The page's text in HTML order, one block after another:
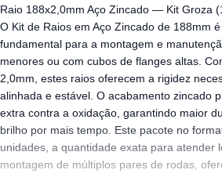
Raio 188x2,0mm Aço Zincado — Kit Groza
O Kit de Raios em Aço Zincado de 188mm
fundamental para a montagem e
menores ou com cubos de flanges altas.
2,0mm, estes raios oferecem a rigidez
alinhada e estável. O acabamento zincado
extra contra a oxidação, garantindo maior
brilho por mais tempo. Este pacote no
unidades, a quantidade exata para atender
montagem de múltiplos pares de rodas,